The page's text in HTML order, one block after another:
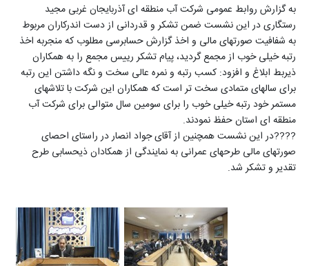
به گزارش روابط عمومی شرکت آب منطقه ای آذربایجان غربی مجید
رستگاری در این نشست ضمن تشکر و قدردانی از دست اندرکاران مربوط
به شفافیت صورتهای مالی و اخذ گزارش حسابرسی مطلوب که منجربه اخذ
رتبه خیلی خوب از مجمع گردید، پیام تشکر رییس مجمع را به همکاران
ذیربط ابلاغ و افزود: کسب رتبه و نمره عالی سخت و نگه داشتن این رتبه
برای سالهای متمادی سخت تر است که همکاران این شرکت با تلاشهای
مستمر خود رتبه خیلی خوب را برای سومین سال متوالی برای شرکت آب
منطقه ای استان حفظ نمودند.
????️در این نشست همچنین از آقای جواد انصار در راستای احصای
صورتهای مالی طرحهای عمرانی به نمایندگی از همکادان ذیحسابی طرح
تقدیر و تشکر شد.